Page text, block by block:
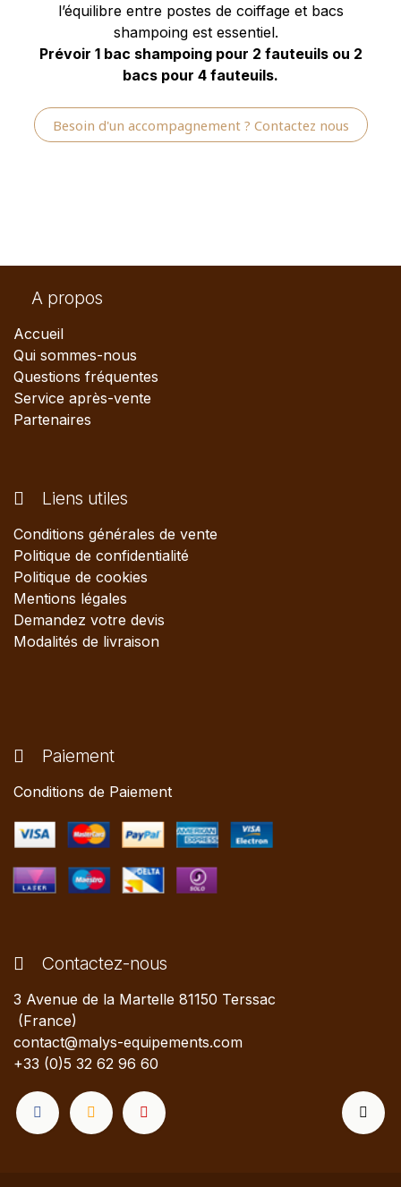
l’équilibre entre postes de coiffage et bacs
shampoing est essentiel.
Prévoir 1 bac shampoing pour 2 fauteuils ou 2
bacs pour 4 fauteuils.
Besoin d'un accompagnement ? Contactez nous
A propos
Accueil
Qui sommes-nous
Questions fréquentes
Service après-vente
Partenaires
Liens utiles
Conditions générales de vente
Politique de confidentialité
Politique de cookies
Mentions légales
Demandez votre devis
Modalités de livraison
Paiement
Conditions de Paiement
Contactez-nous
3 Avenue de la Martelle 81150 Terssac
(France)
contact@malys-equipements.com
+33 (0)5 32 62 96 60